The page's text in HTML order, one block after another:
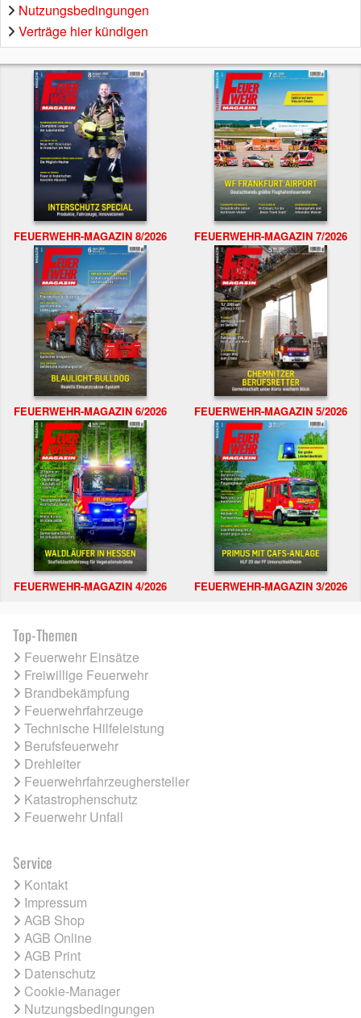
Nutzungsbedingungen
Verträge hier kündigen
FEUERWEHR-MAGAZIN 8/2026 FEUERWEHR-MAGAZIN 7/2026
FEUERWEHR-MAGAZIN 6/2026 FEUERWEHR-MAGAZIN 5/2026
FEUERWEHR-MAGAZIN 4/2026 FEUERWEHR-MAGAZIN 3/2026
Top-Themen
Feuerwehr Einsätze
Freiwillige Feuerwehr
Brandbekämpfung
Feuerwehrfahrzeuge
Technische Hilfeleistung
Berufsfeuerwehr
Drehleiter
Feuerwehrfahrzeughersteller
Katastrophenschutz
Feuerwehr Unfall
Service
Kontakt
Impressum
AGB Shop
AGB Online
AGB Print
Datenschutz
Cookie-Manager
Nutzungsbedingungen